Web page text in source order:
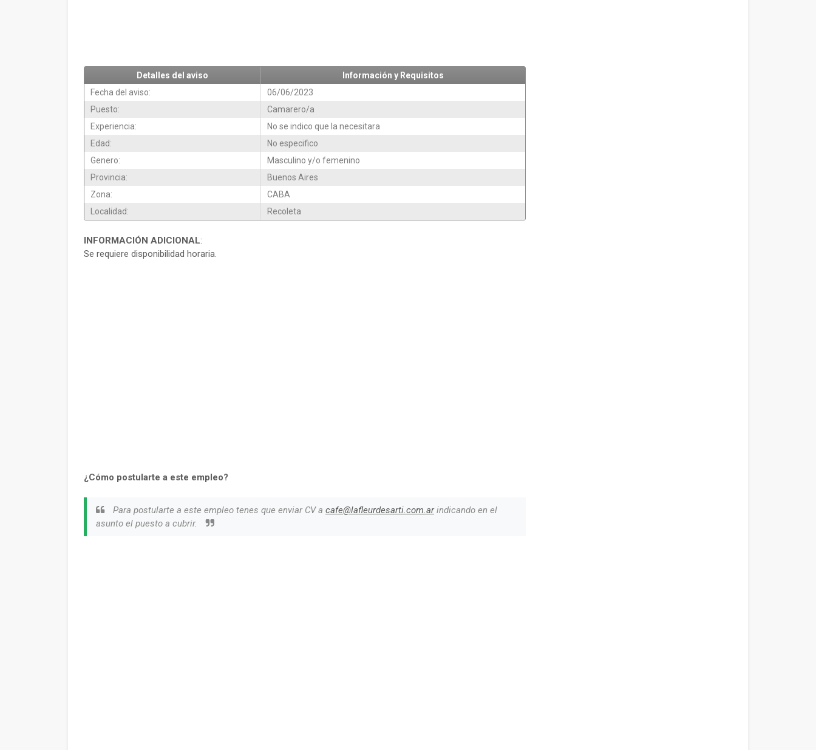
Detalles del aviso
Información y Requisitos
Fecha del aviso:
06/06/2023
Puesto:
Camarero/a
Experiencia:
No se indico que la necesitara
Edad:
No especifico
Genero:
Masculino y/o femenino
Provincia:
Buenos Aires
Zona:
CABA
Localidad:
Recoleta
INFORMACIÓN ADICIONAL:
Se requiere disponibilidad horaria.
¿Cómo postularte a este empleo?
Para postularte a este empleo tenes que enviar CV a cafe@lafleurdesarti.com.arindicando en el
asunto el puesto a cubrir.